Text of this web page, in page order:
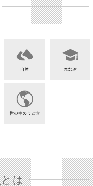
とは